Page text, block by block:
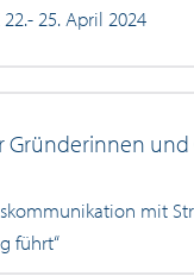
22.- 25. April 2024
Gründerinnen und
mit
führt“